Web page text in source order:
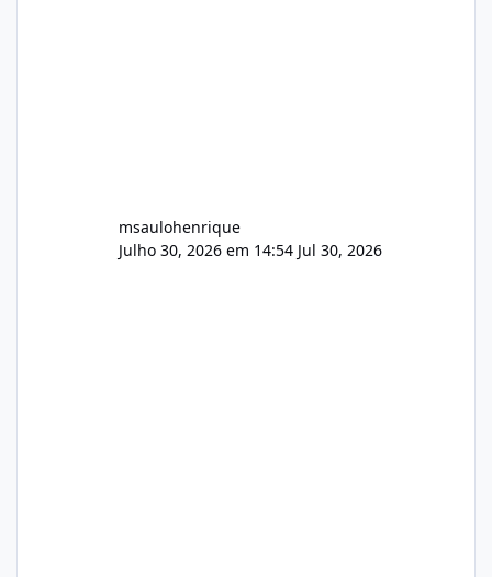
msaulohenrique
Julho 30, 2026 em 14:54 Jul 30, 2026